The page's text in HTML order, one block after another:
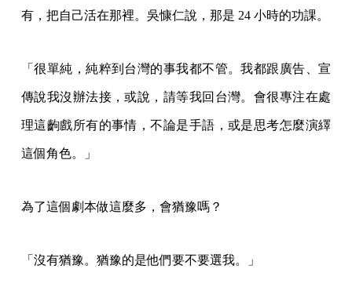
有，把自己活在那裡。吳慷仁說，那是 24 小時的功課。
「很單純，純粹到台灣的事我都不管。我都跟廣告、宣
傳說我沒辦法接，或說，請等我回台灣。會很專注在處
理這齣戲所有的事情，不論是手語，或是思考怎麼演繹
這個角色。」
為了這個劇本做這麼多，會猶豫嗎？
「沒有猶豫。猶豫的是他們要不要選我。」